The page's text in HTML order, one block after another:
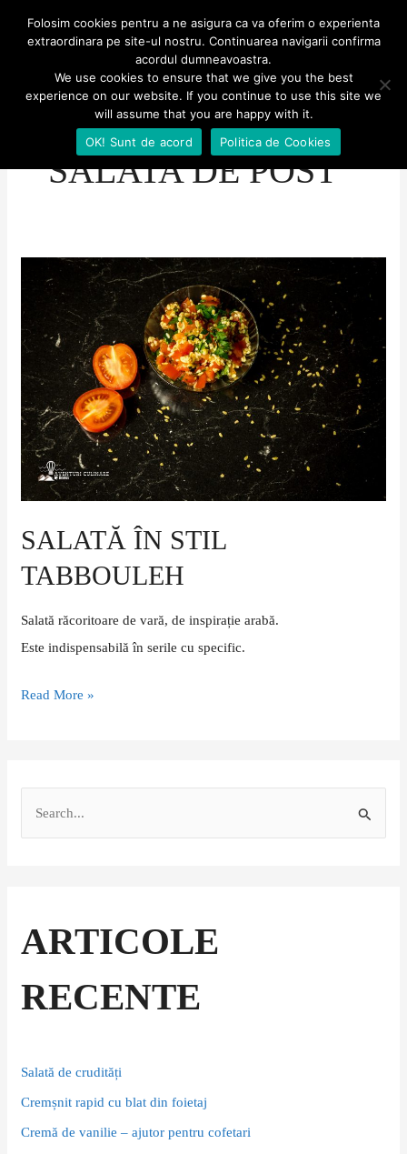
Aventuri culinare
MENU
MENU
SALATA DE POST
SALATĂ ÎN STIL
TABBOULEH
Salată răcoritoare de vară, de inspirație arabă.
Este indispensabilă în serile cu specific.
Salată
stil
tabbouleh
Read More »
h
f
o
:
ARTICOLE
RECENTE
Salată de crudități
Cremșnit rapid cu blat din foietaj
Cremă de vanilie – ajutor pentru cofetari
Folosim cookies pentru a ne asigura ca va oferim o experienta
extraordinara pe site-ul nostru. Continuarea navigarii confirma
acordul dumneavoastra.
We use cookies to ensure that we give you the best
experience on our website. If you continue to use this site we
will assume that you are happy with it.
OK! Sunt de acord
Politica de Cookies